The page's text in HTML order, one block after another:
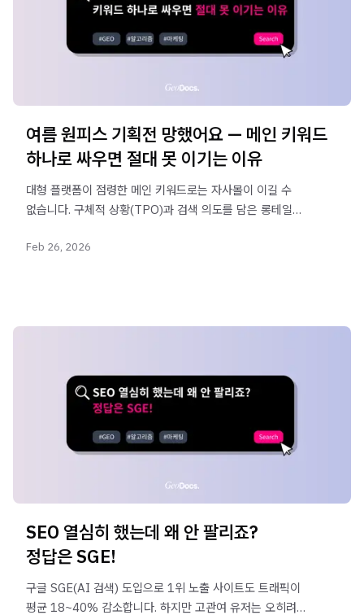
여름 원피스 기획전 망했어요 — 메인 키워드
하나로 싸우면 절대 못 이기는 이유
대형 플랫폼이 점령한 메인 키워드로는 자사몰이 이길 수
없습니다. 구체적 상황(TPO)과 검색 의도를 담은 롱테일
Feb 26, 2026
SEO 열심히 했는데 왜 안 팔리죠?
정답은 SGE!
구글 SGE(AI 검색) 도입으로 1위 노출 사이트도 트래픽이
평균 18~40% 감소합니다. 하지만 고관여 유저는 오히려